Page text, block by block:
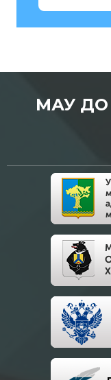
МАУ ДО